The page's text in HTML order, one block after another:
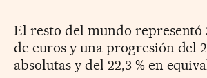
El resto del mundo representó
de euros y una progresión del
absolutas y del 22,3 % en